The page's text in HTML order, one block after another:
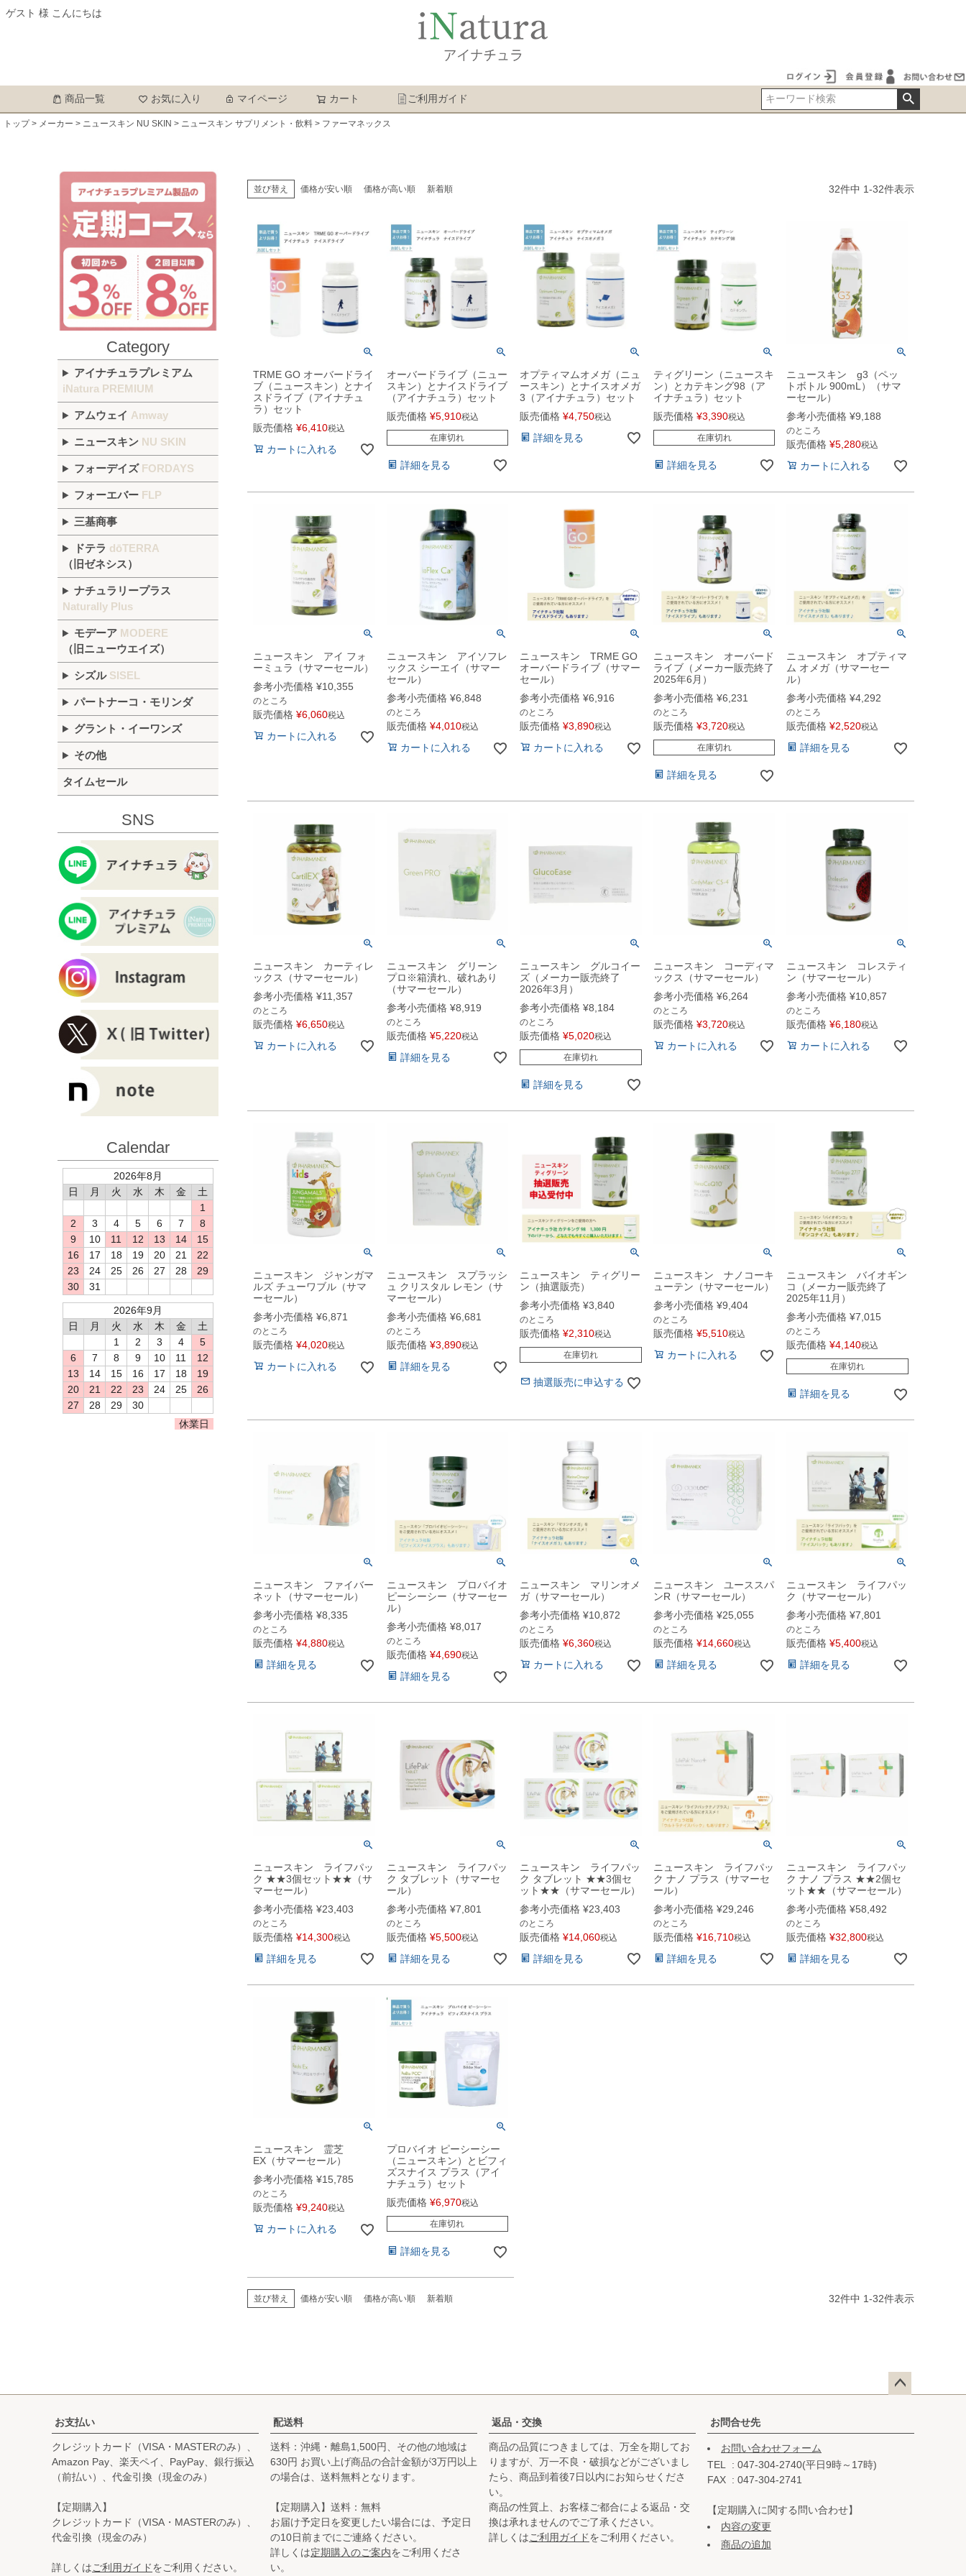
ゲスト 様 こんにちは
商品一覧 お気に入り マイページ カート ご利用ガイド
トップ メーカー ニュースキン NU SKIN ニュースキン サプリメント・飲料 ファーマネックス
Category
アイナチュラプレミアム
iNatura PREMIUM
アムウェイ Amway
ニュースキン NU SKIN
フォーデイズ FORDAYS
フォーエバー FLP
三基商事
ドテラ dōTERRA
（旧ゼネシス）
ナチュラリープラス
Naturally Plus
モデーア MODERE
（旧ニューウエイズ）
シズル SISEL
パートナーコ・モリンダ
グラント・イーワンズ
その他
タイムセール
SNS
Calendar
2026年8月
日
月 火 水 木 金
土
1
2
3 4 5 6 7
8
9
10 11 12 13 14
15
16
17 18 19 20 21
22
23
24 25 26 27 28
29
30
31
2026年9月
日
月 火 水 木 金
土
1
2 3 4
5
6
7 8 9 10 11
12
13
14 15 16 17 18
19
20
21 22 23 24 25
26
27
28 29
30
休業日
並び替え 価格が安い順 価格が高い順 新着順 32件中 1-32件表示
TRME GO オーバードライ
ブ（ニュースキン）とナイ
スドライブ（アイナチュ
ラ）セット
販売価格 ¥6,410税込
カートに入れる
オーバードライブ（ニュー
スキン）とナイスドライブ
（アイナチュラ）セット
販売価格 ¥5,910税込
在庫切れ
詳細を見る
オプティマムオメガ（ニュ
ースキン）とナイスオメガ
3（アイナチュラ）セット
販売価格 ¥4,750税込
詳細を見る
ティグリーン（ニュースキ
ン）とカテキング98（ア
イナチュラ）セット
販売価格 ¥3,390税込
在庫切れ
詳細を見る
ニュースキン g3（ペッ
トボトル 900mL）（サマ
ーセール）
参考小売価格 ¥9,188
のところ
販売価格 ¥5,280税込
カートに入れる
ニュースキン アイ フォ
ーミュラ（サマーセール）
参考小売価格 ¥10,355
のところ
販売価格 ¥6,060税込
カートに入れる
ニュースキン アイソフレ
ックス シーエイ（サマー
セール）
参考小売価格 ¥6,848
のところ
販売価格 ¥4,010税込
カートに入れる
ニュースキン TRME GO
オーバードライブ（サマー
セール）
参考小売価格 ¥6,916
のところ
販売価格 ¥3,890税込
カートに入れる
ニュースキン オーバード
ライブ（メーカー販売終了
2025年6月）
参考小売価格 ¥6,231
のところ
販売価格 ¥3,720税込
在庫切れ
詳細を見る
ニュースキン オプティマ
ム オメガ（サマーセー
ル）
参考小売価格 ¥4,292
のところ
販売価格 ¥2,520税込
詳細を見る
ニュースキン カーティレ
ックス（サマーセール）
参考小売価格 ¥11,357
のところ
販売価格 ¥6,650税込
カートに入れる
ニュースキン グリーン
プロ※箱潰れ、破れあり
（サマーセール）
参考小売価格 ¥8,919
のところ
販売価格 ¥5,220税込
詳細を見る
ニュースキン グルコイー
ズ（メーカー販売終了
2026年3月）
参考小売価格 ¥8,184
のところ
販売価格 ¥5,020税込
在庫切れ
詳細を見る
ニュースキン コーディマ
ックス（サマーセール）
参考小売価格 ¥6,264
のところ
販売価格 ¥3,720税込
カートに入れる
ニュースキン コレスティ
ン（サマーセール）
参考小売価格 ¥10,857
のところ
販売価格 ¥6,180税込
カートに入れる
ニュースキン ジャンガマ
ルズ チューワブル（サマ
ーセール）
参考小売価格 ¥6,871
のところ
販売価格 ¥4,020税込
カートに入れる
ニュースキン スプラッシ
ュ クリスタル レモン（サ
マーセール）
参考小売価格 ¥6,681
のところ
販売価格 ¥3,890税込
詳細を見る
ニュースキン ティグリー
ン（抽選販売）
参考小売価格 ¥3,840
のところ
販売価格 ¥2,310税込
在庫切れ
抽選販売に申込する
ニュースキン ナノコーキ
ューテン（サマーセール）
参考小売価格 ¥9,404
のところ
販売価格 ¥5,510税込
カートに入れる
ニュースキン バイオギン
コ（メーカー販売終了
2025年11月）
参考小売価格 ¥7,015
のところ
販売価格 ¥4,140税込
在庫切れ
詳細を見る
ニュースキン ファイバー
ネット（サマーセール）
参考小売価格 ¥8,335
のところ
販売価格 ¥4,880税込
詳細を見る
ニュースキン プロバイオ
ピーシーシー（サマーセー
ル）
参考小売価格 ¥8,017
のところ
販売価格 ¥4,690税込
詳細を見る
ニュースキン マリンオメ
ガ（サマーセール）
参考小売価格 ¥10,872
のところ
販売価格 ¥6,360税込
カートに入れる
ニュースキン ユーススパ
ンR（サマーセール）
参考小売価格 ¥25,055
のところ
販売価格 ¥14,660税込
詳細を見る
ニュースキン ライフパッ
ク（サマーセール）
参考小売価格 ¥7,801
のところ
販売価格 ¥5,400税込
詳細を見る
ニュースキン ライフパッ
ク ★★3個セット★★（サ
マーセール）
参考小売価格 ¥23,403
のところ
販売価格 ¥14,300税込
詳細を見る
ニュースキン ライフパッ
ク タブレット（サマーセ
ール）
参考小売価格 ¥7,801
のところ
販売価格 ¥5,500税込
詳細を見る
ニュースキン ライフパッ
ク タブレット ★★3個セ
ット★★（サマーセール）
参考小売価格 ¥23,403
のところ
販売価格 ¥14,060税込
詳細を見る
ニュースキン ライフパッ
ク ナノ プラス（サマーセ
ール）
参考小売価格 ¥29,246
のところ
販売価格 ¥16,710税込
詳細を見る
ニュースキン ライフパッ
ク ナノ プラス ★★2個セ
ット★★（サマーセール）
参考小売価格 ¥58,492
のところ
販売価格 ¥32,800税込
詳細を見る
ニュースキン 霊芝
EX（サマーセール）
参考小売価格 ¥15,785
のところ
販売価格 ¥9,240税込
カートに入れる
プロバイオ ピーシーシー
（ニュースキン）とビフィ
ズスナイス プラス（アイ
ナチュラ）セット
販売価格 ¥6,970税込
在庫切れ
詳細を見る
並び替え 価格が安い順 価格が高い順 新着順 32件中 1-32件表示
ップ
お支払い
クレジットカード（VISA・MASTERのみ）、
Amazon Pay、楽天ペイ、PayPay、銀行振込
（前払い）、代金引換（現金のみ）
【定期購入】
クレジットカード（VISA・MASTERのみ）、
代金引換（現金のみ）
詳しくはご利用ガイドをご利用ください。
配送料
送料：沖縄・離島1,500円、その他の地域は
630円 お買い上げ商品の合計金額が3万円以上
の場合は、送料無料となります。
【定期購入】送料：無料
お届け予定日を変更したい場合には、予定日
の10日前までにご連絡ください。
詳しくは定期購入のご案内をご利用くださ
い。
返品・交換
商品の品質につきましては、万全を期してお
りますが、万一不良・破損などがございまし
たら、商品到着後7日以内にお知らせくださ
い。
商品の性質上、お客様ご都合による返品・交
換は承れませんのでご了承ください。
詳しくはご利用ガイドをご利用ください。
お問合せ先
お問い合わせフォーム
TEL
047-304-2740(平日9時～17時)
FAX
047-304-2741
【定期購入に関する問い合わせ】
内容の変更
商品の追加